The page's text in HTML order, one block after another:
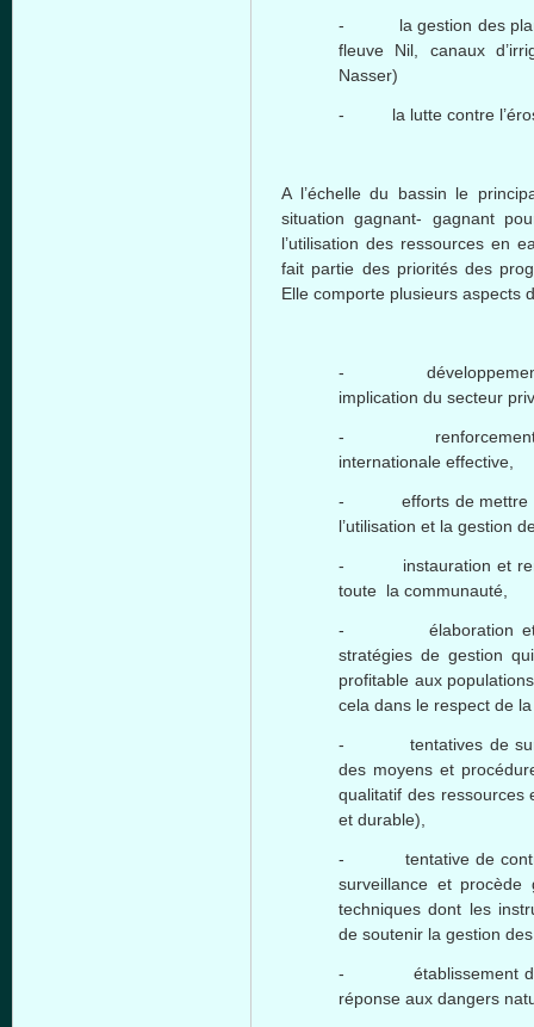
- la gestion des
fleuve Nil, canaux
Nasser)
- la lutte contre
A l’échelle du bassin le
situation gagnant- gagnant
l’utilisation des ressources en
fait partie des priorités des
Elle comporte plusieurs aspects
- développement et
implication du secteur
- renforcement du
internationale effective,
- efforts de mettre en
l’utilisation et la gestion
- instauration et
toute la communauté,
- élaboration et
stratégies de gestion
profitable aux
cela dans le respect de la
- tentatives de
des moyens et
qualitatif des ressources
et durable),
- tentative de
surveillance et procède
techniques dont les
de soutenir la gestion
- établissement des
réponse aux dangers